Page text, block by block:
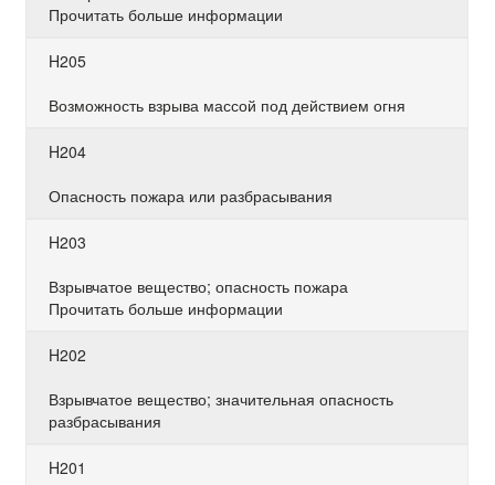
Прочитать больше информации
H205
Возможность взрыва массой под действием огня
H204
Опасность пожара или разбрасывания
H203
Взрывчатое вещество; опасность пожара
Прочитать больше информации
H202
Взрывчатое вещество; значительная опасность
разбрасывания
H201